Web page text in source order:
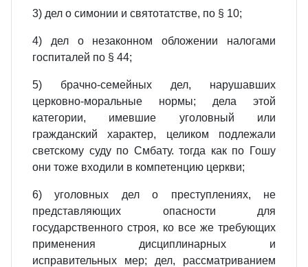
3) дел о симонии и святотатстве, по § 10;
4) дел о незаконном обложении налогами
госпиталей по § 44;
5) брачно‑семейных дел, нарушавших
церковно‑моральные нормы; дела этой
категории, имевшие уголовный или
гражданский характер, целиком подлежали
светскому суду по Смбату. тогда как по Гошу
они тоже входили в компетенцию церкви;
6) уголовных дел о преступлениях, не
представляющих опасности для
государственного строя, ко все же требующих
применения дисциплинарных и
исправительных мер; дел, рассматриванием